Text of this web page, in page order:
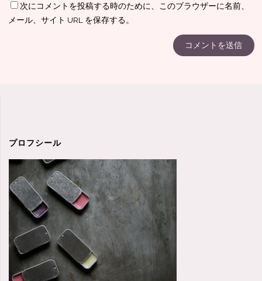
次にコメントを投稿する時のために、このブラウザーに名前、
メール、サイト URL を保存する。
プロフシール